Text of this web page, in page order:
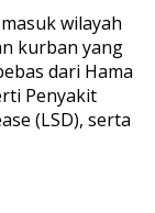
wilayah
kurban yang
dari Hama
Penyakit
(LSD), serta